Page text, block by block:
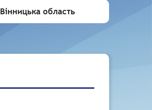
Вінницька область